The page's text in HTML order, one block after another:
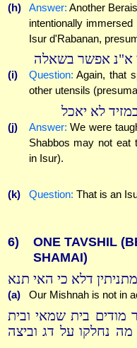
(h) Answer: Another
intentionally
Isur d'Rabanan,
א"נ אפשר בשאלה
(i) Question: Again, that
other utensils
לא יאכל
(j) Answer: We were
Shabbos may not eat
in Isur).
(k) Question: That is an
6)
ONE TAVSHIL
SHAMAI)
דלא כי האי תנא
(a) Our Mishnah is not in
מודים בית שמאי ובית
נחלקו על דג וביצה